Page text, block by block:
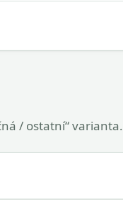
/ ostatní“ varianta.